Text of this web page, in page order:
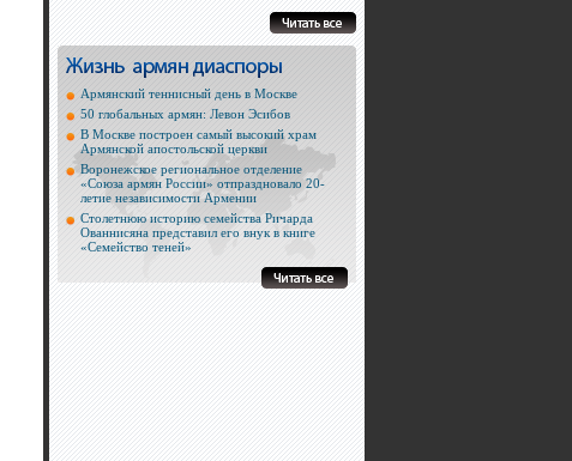
Армянский теннисный день в Москве
50 глобальных армян: Левон Эсибов
В Москве построен самый высокий храм
Армянской апостольской церкви
Воронежское региональное отделение
«Союза армян России» отпраздновало 20-
летие независимости Армении
Столетнюю историю семейства Ричарда
Ованнисяна представил его внук в книге
«Семейство теней»